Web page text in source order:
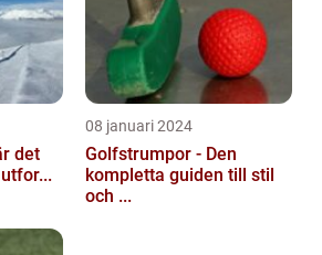
det
08 januari 2024
Golfstrumpor - Den
kompletta guiden till stil
och ...